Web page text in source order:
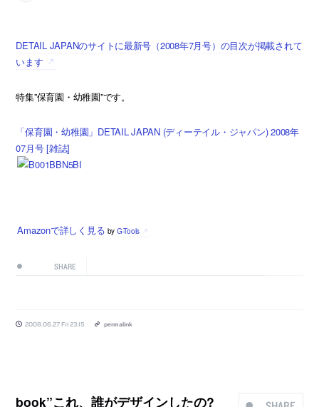
DETAIL JAPANのサイトに最新号（2008年7月号）の目次が掲載されて
います
特集”保育園・幼稚園”です。
「保育園・幼稚園」DETAIL JAPAN (ディーテイル・ジャパン) 2008年
07月号 [雑誌]
Amazonで詳しく見る by G-Tools
SHARE
2008.06.27 Fri 23:15 permalink
book”これ、誰がデザインしたの?